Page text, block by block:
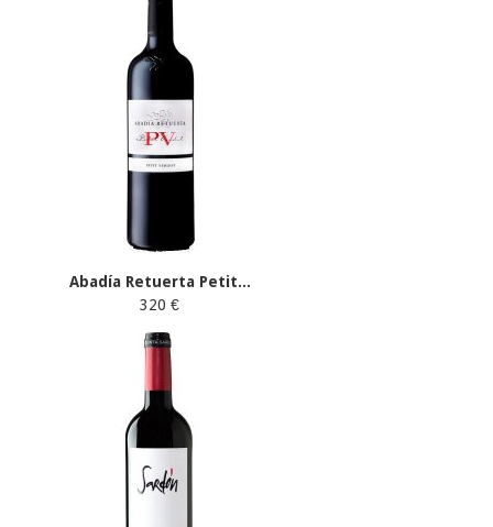
Abadía Retuerta Petit...
320 €